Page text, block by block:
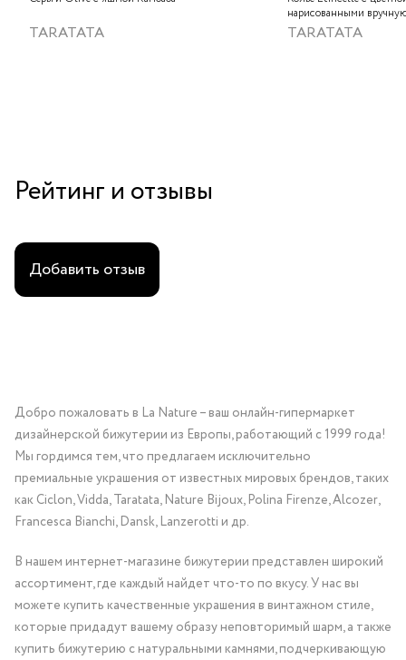
TARATATA
нарисованными
слюдяным порошком,
стеклянными бусинам
TARATATA
Рейтинг и отзывы
Добавить отзыв
Добро пожаловать в La Nature – ваш онлайн-гипермаркет
дизайнерской бижутерии из Европы, работающий с 1999 года!
Мы гордимся тем, что предлагаем исключительно
премиальные украшения от известных мировых брендов, таких
как Ciclon, Vidda, Taratata, Nature Bijoux, Polina Firenze, Alcozer,
Francesca Bianchi, Dansk, Lanzerotti и др.
В нашем интернет-магазине бижутерии представлен широкий
ассортимент, где каждый найдет что-то по вкусу. У нас вы
можете купить качественные украшения в винтажном стиле,
которые придадут вашему образу неповторимый шарм, а также
купить бижутерию с натуральными камнями, подчеркивающую